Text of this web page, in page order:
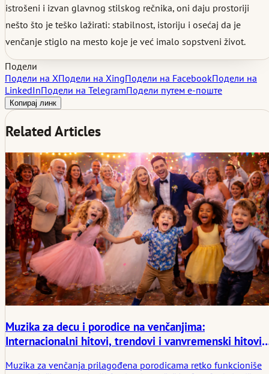
istrošeni i izvan glavnog stilskog rečnika, oni daju prostoriji
nešto što je teško lažirati: stabilnost, istoriju i osećaj da je
venčanje stiglo na mesto koje je već imalo sopstveni život.
Подели
Подели на XПодели на XingПодели на FacebookПодели на
LinkedInПодели на TelegramПодели путем е-поште
Копирај линк
Related Articles
Muzika za decu i porodice na venčanjima:
Internacionalni hitovi, trendovi i vanvremenski hitovi
Muzika za venčanja prilagođena porodicama retko funkcioniše